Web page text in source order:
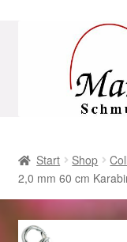
Navigation
AGB
Beispiel-Seite
Start Shop
2,0 mm 60 cm